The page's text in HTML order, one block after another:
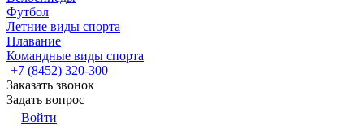
Футбол
Летние виды спорта
Плавание
Командные виды спорта
+7 (8452) 320-300
Заказать звонок
Задать вопрос
Войти